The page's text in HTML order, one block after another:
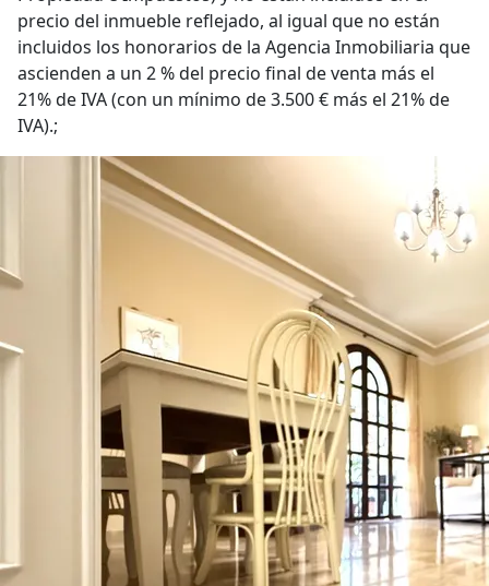
precio del inmueble reflejado, al igual que no están
incluidos los honorarios de la Agencia Inmobiliaria que
ascienden a un 2 % del precio final de venta más el
21% de IVA (con un mínimo de 3.500 € más el 21% de
IVA).;